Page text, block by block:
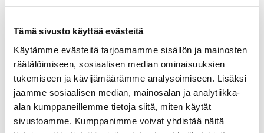
Tämä sivusto käyttää evästeitä
Käytämme evästeitä tarjoamamme sisällön ja mainosten
räätälöimiseen, sosiaalisen median ominaisuuksien
tukemiseen ja kävijämäärämme analysoimiseen. Lisäksi
jaamme sosiaalisen median, mainosalan ja analytiikka-
alan kumppaneillemme tietoja siitä, miten käytät
sivustoamme. Kumppanimme voivat yhdistää näitä
harvinaissairaille ja heidän
läheisilleen. Toimimme etenkin
tuki- ja liikuntaelimiin liittyvien
harvinaissairauksien parissa.
Kaksipuolinen esite koko 99 x
210 mm
Lataa esite